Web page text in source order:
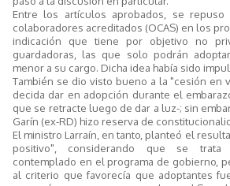
Entre los artículos aprobados, se
colaboradores acreditados (OCAS) en los
indicación que tiene por objetivo no
guardadoras, las que solo podrán
menor a su cargo. Dicha idea había sido
También se dio visto bueno a la "cesión en
decida dar en adopción durante el
que se retracte luego de dar a luz-; sin
Garín (ex-RD) hizo reserva de
El ministro Larraín, en tanto, planteó el
positivo", considerando que se
contemplado en el programa de gobierno,
al criterio que favorecía que adoptantes